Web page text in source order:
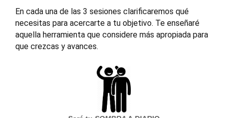
En cada una de las 3 sesiones clarificaremos qué
necesitas para acercarte a tu objetivo. Te enseñaré
aquella herramienta que considere más apropiada para
que crezcas y avances.